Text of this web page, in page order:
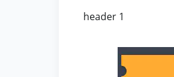
header 1